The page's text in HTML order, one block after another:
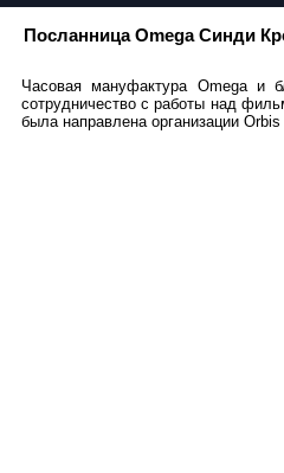
Посланница Omega Синди
Часовая мануфактура Omega и
сотрудничество с работы над
была направлена организации